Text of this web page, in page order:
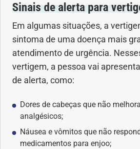
Sinais de alerta para
Em algumas situações, a
sintoma de uma doença mais
atendimento de urgência.
vertigem, a pessoa vai
de alerta, como:
Dores de cabeças que não
analgésicos;
Náusea e vômitos que não
medicamentos para enjoo;